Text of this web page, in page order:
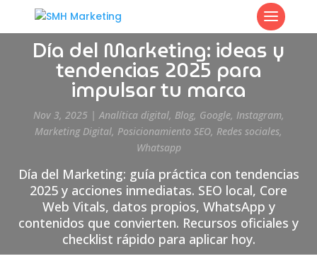
Día del Marketing: ideas y
tendencias 2025 para
impulsar tu marca
Nov 3, 2025|Analítica digital, Blog, Google, Instagram,
Marketing Digital, Posicionamiento SEO, Redes sociales,
Whatsapp
Día del Marketing: guía práctica con tendencias
2025 y acciones inmediatas. SEO local, Core
Web Vitals, datos propios, WhatsApp y
contenidos que convierten. Recursos oficiales y
checklist rápido para aplicar hoy.